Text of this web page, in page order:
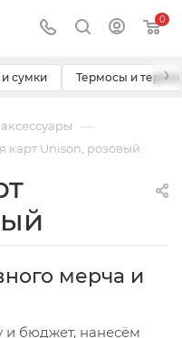
0
сумки Термосы и ›
—
карт Unison, розовый
мерча и
и бюджет, нанесём